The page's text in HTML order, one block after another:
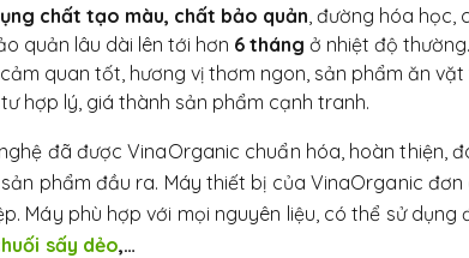
chất tạo màu, chất bảo quản , đường hóa
quản lâu dài lên tới hơn 6 tháng ở nhiệt độ thường.
quan tốt, hương vị thơm ngon, sản phẩm ăn
hợp lý, giá thành sản phẩm cạnh tranh.
đã được VinaOrganic chuẩn hóa, hoàn thiện,
phẩm đầu ra. Máy thiết bị của VinaOrganic
Máy phù hợp với mọi nguyên liệu, có thể sử dụng
sấy dẻo,…